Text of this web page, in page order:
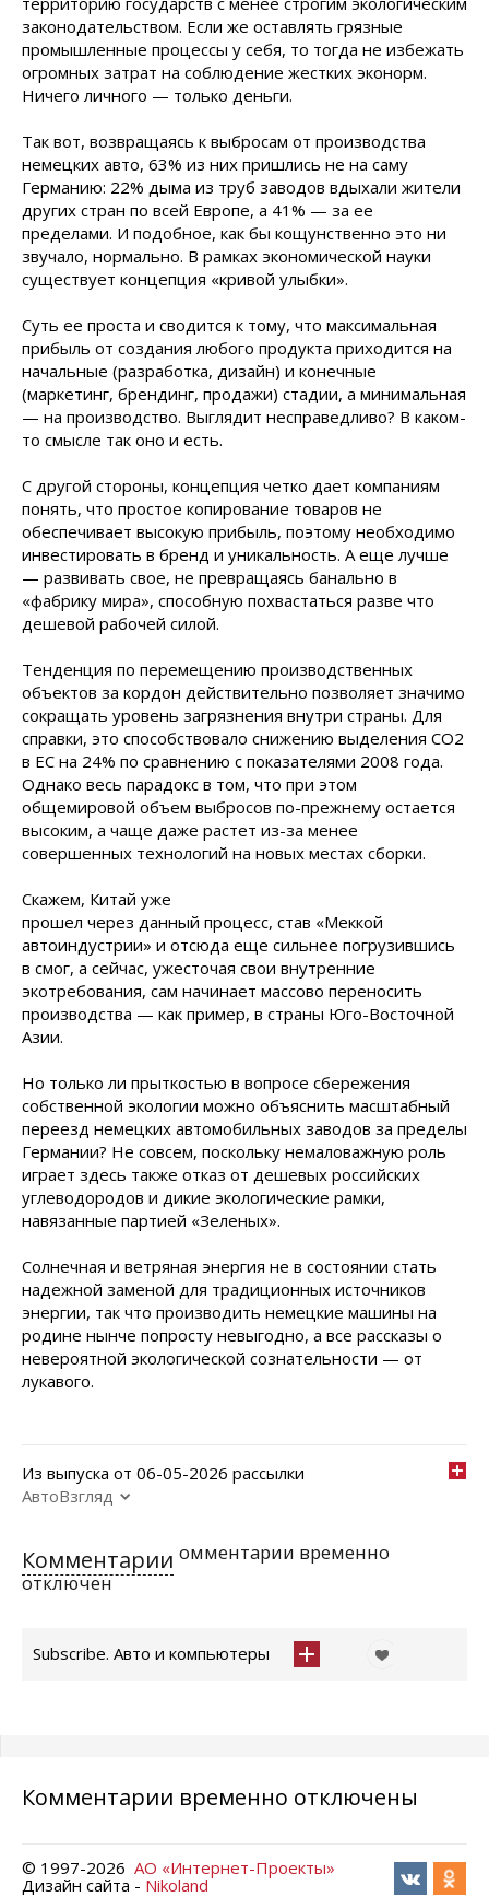
законодательством. Если же оставлять грязные
промышленные процессы у себя, то тогда не избежать
огромных затрат на соблюдение жестких эконорм.
Ничего личного — только деньги.
Так вот, возвращаясь к выбросам от производства
немецких авто, 63% из них пришлись не на саму
Германию: 22% дыма из труб заводов вдыхали жители
других стран по всей Европе, а 41% — за ее
пределами. И подобное, как бы кощунственно это ни
звучало, нормально. В рамках экономической науки
существует концепция «кривой улыбки».
Суть ее проста и сводится к тому, что максимальная
прибыль от создания любого продукта приходится на
начальные (разработка, дизайн) и конечные
(маркетинг, брендинг, продажи) стадии, а минимальная
— на производство. Выглядит несправедливо? В каком-
то смысле так оно и есть.
С другой стороны, концепция четко дает компаниям
понять, что простое копирование товаров не
обеспечивает высокую прибыль, поэтому необходимо
инвестировать в бренд и уникальность. А еще лучше
— развивать свое, не превращаясь банально в
«фабрику мира», способную похвастаться разве что
дешевой рабочей силой.
Тенденция по перемещению производственных
объектов за кордон действительно позволяет значимо
сокращать уровень загрязнения внутри страны. Для
справки, это способствовало снижению выделения CO2
в ЕС на 24% по сравнению с показателями 2008 года.
Однако весь парадокс в том, что при этом
общемировой объем выбросов по-прежнему остается
высоким, а чаще даже растет из-за менее
совершенных технологий на новых местах сборки.
Скажем, Китай уже
прошел через данный процесс, став «Меккой
автоиндустрии» и отсюда еще сильнее погрузившись
в смог, а сейчас, ужесточая свои внутренние
экотребования, сам начинает массово переносить
производства — как пример, в страны Юго-Восточной
Азии.
Но только ли прыткостью в вопросе сбережения
собственной экологии можно объяснить масштабный
переезд немецких автомобильных заводов за пределы
Германии? Не совсем, поскольку немаловажную роль
играет здесь также отказ от дешевых российских
углеводородов и дикие экологические рамки,
навязанные партией «Зеленых».
Солнечная и ветряная энергия не в состоянии стать
надежной заменой для традиционных источников
энергии, так что производить немецкие машины на
родине нынче попросту невыгодно, а все рассказы о
невероятной экологической сознательности — от
лукавого.
Из выпуска от 06-05-2026 рассылки
АвтоВзгляд
Комментарии омментарии временно
отключен
Subscribe. Авто и компьютеры
Комментарии временно отключены
© 1997-2026 АО «Интернет-Проекты»
Дизайн сайта - Nikoland